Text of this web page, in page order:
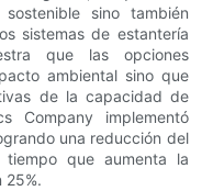
sino también
sistemas de estantería
que las opciones
ambiental sino que
de la capacidad de
Company implementó
una reducción del
que aumenta la
25%.